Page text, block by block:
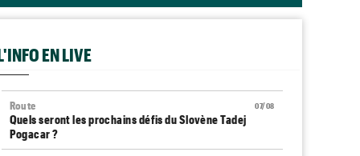
EN LIVE
07/08
Route
Quels seront les prochains défis du Slovène Tadej
Pogacar ?